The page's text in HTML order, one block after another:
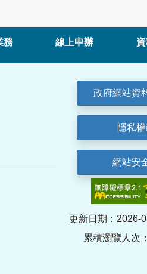
務 線上申辦
政府網站資
隱私
網站安
更新日期：2026-
累積瀏覽人次